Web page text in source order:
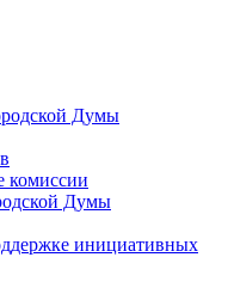
Думы
комиссии
Думы
инициативных